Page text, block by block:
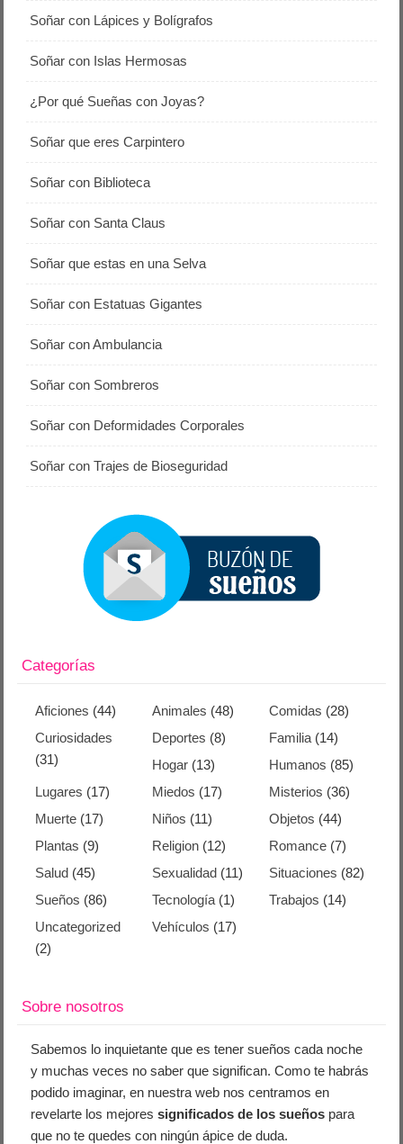
Soñar con Lápices y Bolígrafos
Soñar con Islas Hermosas
¿Por qué Sueñas con Joyas?
Soñar que eres Carpintero
Soñar con Biblioteca
Soñar con Santa Claus
Soñar que estas en una Selva
Soñar con Estatuas Gigantes
Soñar con Ambulancia
Soñar con Sombreros
Soñar con Deformidades Corporales
Soñar con Trajes de Bioseguridad
Categorías
Aficiones (44) Animales (48) Comidas (28)
Curiosidades
(31)
Deportes (8) Familia(14)
Hogar (13) Humanos (85)
Lugares (17) Miedos (17) Misterios (36)
Muerte (17) Niños (11) Objetos (44)
Plantas (9) Religion (12) Romance(7)
Salud (45) Sexualidad (11) Situaciones (82)
Sueños (86) Tecnología (1) Trabajos (14)
Uncategorized
(2)
Vehículos (17)
Sobre nosotros
Sabemos lo inquietante que es tener sueños cada noche
y muchas veces no saber que significan. Como te habrás
podido imaginar, en nuestra web nos centramos en
revelarte los mejoressignificados de los sueños para
que no te quedes con ningún ápice de duda.